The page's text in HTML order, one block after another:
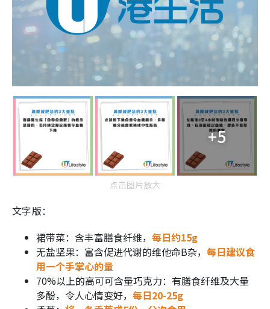
+5
点击图片放大
文字版：
裙带菜：含丰富膳食纤维， 每日约15g
无盐坚果：富含促进代谢的维他命B杂， 每日建议食
用一个手掌心的量
70%以上的高可可含量巧克力：有膳食纤维及大量
多酚，令人心情变好， 每日20-25g